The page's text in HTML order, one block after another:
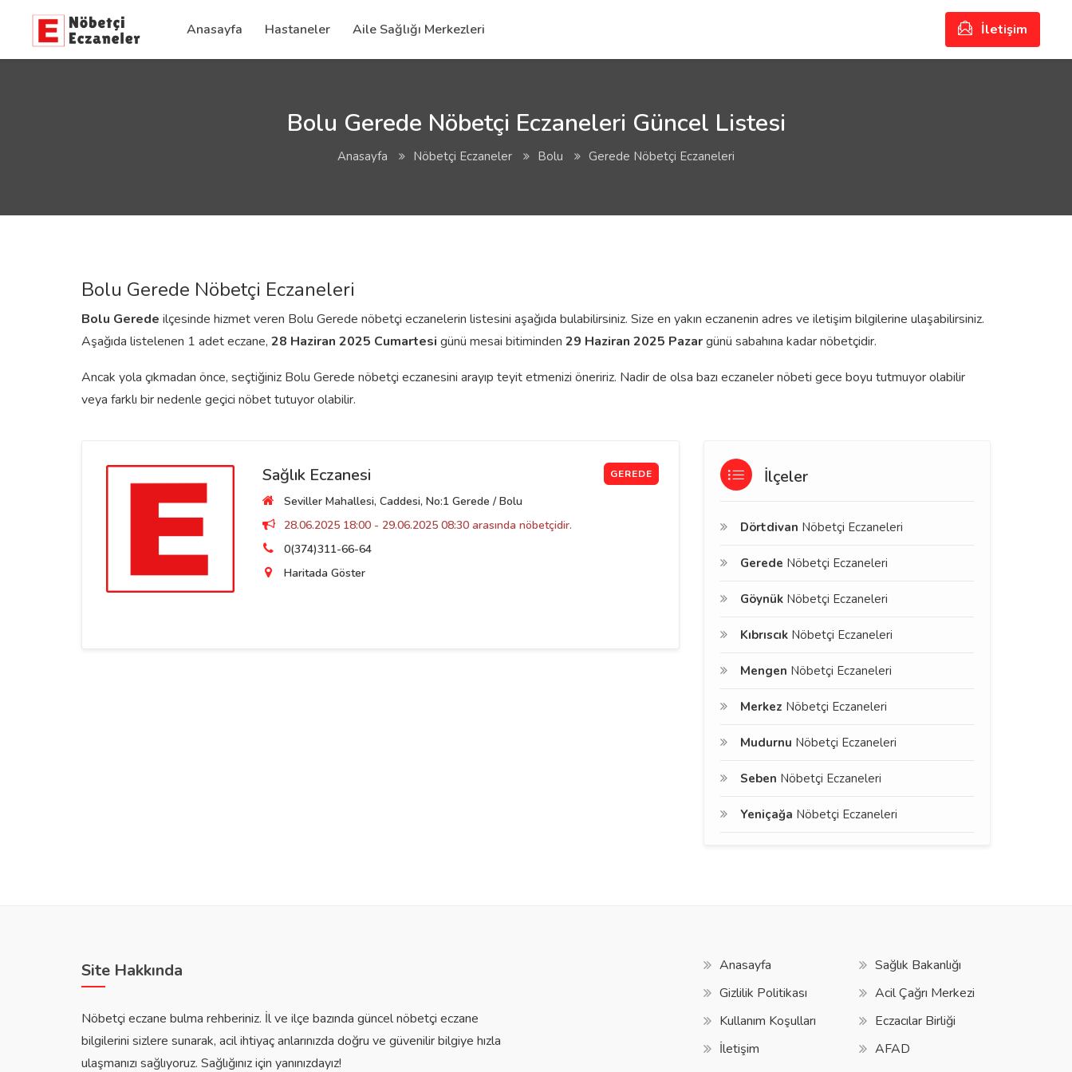
Anasayfa Hastaneler Aile Sağlığı Merkezleri İletişim
Bolu Gerede Nöbetçi Eczaneleri Güncel Listesi
Anasayfa Nöbetçi Eczaneler Bolu Gerede Nöbetçi Eczaneleri
Bolu Gerede Nöbetçi Eczaneleri
Bolu Gerede ilçesinde hizmet veren Bolu Gerede nöbetçi eczanelerin listesini aşağıda bulabilirsiniz. Size en yakın eczanenin adres ve iletişim bilgilerine ulaşabilirsiniz.
Aşağıda listelenen 1 adet eczane, 28 Haziran 2025 Cumartesi günü mesai bitiminden 29 Haziran 2025 Pazargünü sabahına kadar nöbetçidir.
Ancak yola çıkmadan önce, seçtiğiniz Bolu Gerede nöbetçi eczanesini arayıp teyit etmenizi öneririz. Nadir de olsa bazı eczaneler nöbeti gece boyu tutmuyor olabilir
veya farklı bir nedenle geçici nöbet tutuyor olabilir.
Sağlık Eczanesi GEREDE
Seviller Mahallesi, Caddesi, No:1 Gerede / Bolu
28.06.2025 18:00 - 29.06.2025 08:30 arasında nöbetçidir.
0(374)311-66-64
Haritada Göster
İlçeler
Dörtdivan Nöbetçi Eczaneleri
Gerede Nöbetçi Eczaneleri
Göynük Nöbetçi Eczaneleri
Kıbrıscık Nöbetçi Eczaneleri
Mengen Nöbetçi Eczaneleri
Merkez Nöbetçi Eczaneleri
Mudurnu Nöbetçi Eczaneleri
Seben Nöbetçi Eczaneleri
Yeniçağa Nöbetçi Eczaneleri
Site Hakkında
Nöbetçi eczane bulma rehberiniz. İl ve ilçe bazında güncel nöbetçi eczane
bilgilerini sizlere sunarak, acil ihtiyaç anlarınızda doğru ve güvenilir bilgiye hızla
ulaşmanızı sağlıyoruz. Sağlığınız için yanınızdayız!
Anasayfa
Gizlilik Politikası
Kullanım Koşulları
İletişim
Sağlık Bakanlığı
Acil Çağrı Merkezi
Eczacılar Birliği
AFAD